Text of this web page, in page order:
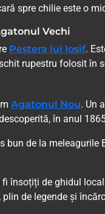
spre chilie este o
Vechi
Peștera lui Iosif.
rupestru folosit în
Agatonul Nou. Un
în anul
bun de la
fi însoțiți de ghidul
de legende și